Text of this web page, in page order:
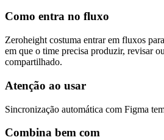
Como entra no fluxo
Zeroheight costuma entrar em fluxos
em que o time precisa produzir, revisar
compartilhado.
Atenção ao usar
Sincronização automática com Figma
Combina bem com